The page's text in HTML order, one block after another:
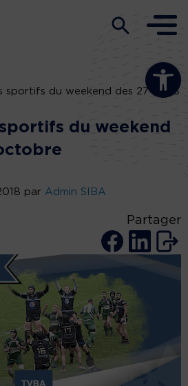
Ouvrir la
sportifs du weekend des 27 et 28
du weekend
par Admin SIBA
Partager